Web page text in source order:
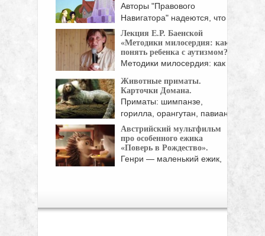
Авторы "Правового
Навигатора" надеются, что
Навигатор поможет ...
Лекция Е.Р. Баенской
«Методики милосердия: как
понять ребенка с аутизмом?»
Методики милосердия: как
Лекцию ...
Животные приматы.
Карточки Домана.
Приматы: шимпанзе,
горилла, орангутан, павиан,
человекообразная
обезьяна, ...
Австрийский мультфильм
про особенного ежика
«Поверь в Рождество».
Генри — маленький ежик,